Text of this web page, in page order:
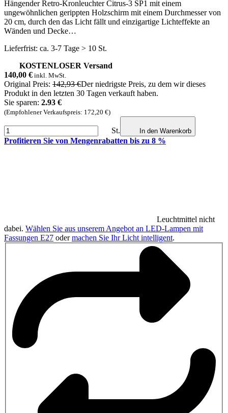
Hängender Retro-Kronleuchter Citrus-3 SP1 mit einem
ungewöhnlichen gerippten Holzschirm mit einem Durchmesser von
20 cm, durch den das Licht fällt und einzigartige Lichteffekte an
Wänden und Decke…
Lieferfrist: ca. 3-7 Tage > 10 St.
KOSTENLOSER Versand
140,00 € inkl. MwSt.
Original Preis: 142,93 €Der niedrigste Preis, zu dem wir dieses
Produkt in den letzten 30 Tagen verkauft haben.
Sie sparen: 2.93 €
(Empfohlener Verkaufspreis: 172,20 €)
St. In den Warenkorb
Profitieren Sie von Mengenrabatten bis zu 8 %
Leuchtmittel nicht
dabei. Wählen Sie aus unserem Angebot an LED-Lampen mit
Fassungen E27 odermachen Sie Ihr Licht intelligent.